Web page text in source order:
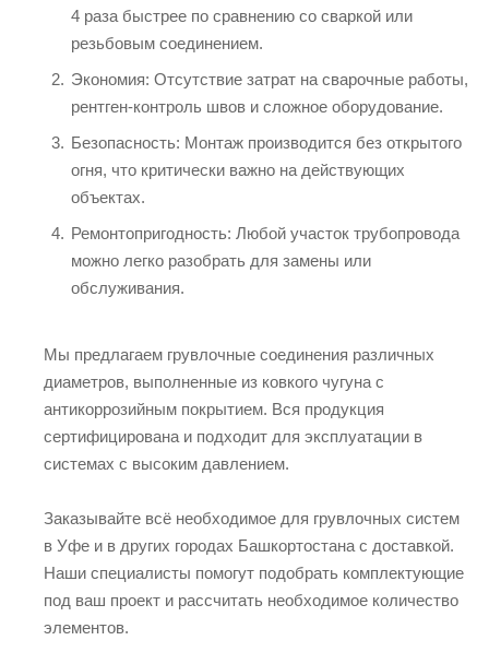
4 раза быстрее по сравнению со сваркой или
резьбовым соединением.
Экономия: Отсутствие затрат на сварочные работы,
рентген-контроль швов и сложное оборудование.
Безопасность: Монтаж производится без открытого
огня, что критически важно на действующих
объектах.
Ремонтопригодность: Любой участок трубопровода
можно легко разобрать для замены или
обслуживания.
Мы предлагаем грувлочные соединения различных
диаметров, выполненные из ковкого чугуна с
антикоррозийным покрытием. Вся продукция
сертифицирована и подходит для эксплуатации в
системах с высоким давлением.
Заказывайте всё необходимое для грувлочных систем
в Уфе и в других городах Башкортостана с доставкой.
Наши специалисты помогут подобрать комплектующие
под ваш проект и рассчитать необходимое количество
элементов.